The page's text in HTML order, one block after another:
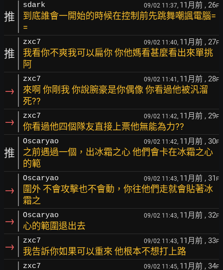
推
sdark 09/02 11:37, 11月前 , 26F
到底誰會一開始的時候在控制前先跳舞嘲諷電腦=
=
推
zxc7 09/02 11:40, 11月前 , 27F
我看你不爽我可以扁你 你他媽看甚麼看出來單挑
阿
→
zxc7 09/02 11:41, 11月前 , 28F
來啊 你剛我 你說腕豪是你偶像 你看過他被汎溜
死??
→ zxc7 09/02 11:42, 11月前 , 29F
你看過他四個隊友直接上票他無能為力??
推
Oscaryao 09/02 11:42, 11月前 , 30F
之前遇過一個，出冰霜之心 他們會卡在冰霜之心
的範
→
Oscaryao 09/02 11:43, 11月前 , 31 F
圍外 不會攻擊也不會動，你往他們走就會貼著冰
霜之
→ Oscaryao 09/02 11:43, 11月前 , 32F
心的範圍退出去
→ zxc7 09/02 11:43, 11月前 , 33F
我告訴你如果可以重來 他根本不想打上路
zxc7 09/02 11:45, 11月前 , 34F